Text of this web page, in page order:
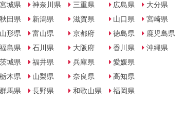
宮城県
秋田県
山形県
福島県
茨城県
栃木県
群馬県
神奈川県
新潟県
富山県
石川県
福井県
山梨県
長野県
三重県
滋賀県
京都府
大阪府
兵庫県
奈良県
和歌山県
広島県
山口県
徳島県
香川県
愛媛県
高知県
福岡県
大分県
宮崎県
鹿児島県
沖縄県